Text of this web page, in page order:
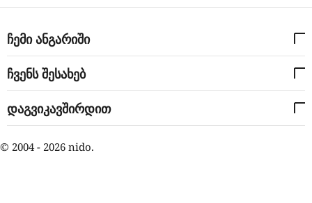
ჩემი ანგარიში
ჩვენს შესახებ
დაგვიკავშირდით
© 2004 - 2026 nido.